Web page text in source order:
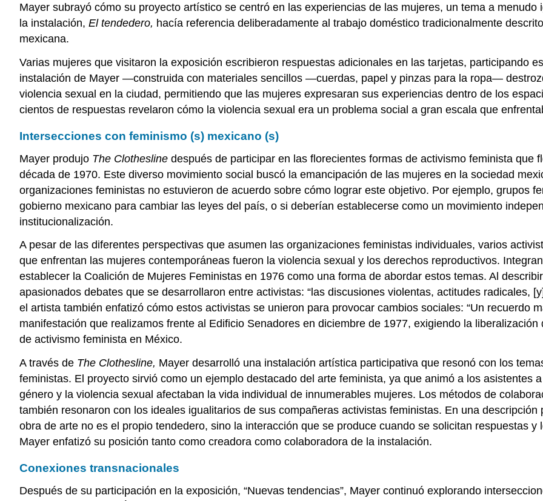
Mayer subrayó cómo su proyecto artístico se centró en las experiencias de las mujeres, un tema a
la instalación, El tendedero, hacía referencia deliberadamente al trabajo doméstico tradicionalmente
mexicana.
Varias mujeres que visitaron la exposición escribieron respuestas adicionales en las tarjetas, participando
instalación de Mayer —construida con materiales sencillos —cuerdas, papel y pinzas para la ropa—
violencia sexual en la ciudad, permitiendo que las mujeres expresaran sus experiencias dentro de los
cientos de respuestas revelaron cómo la violencia sexual era un problema social a gran escala que
Intersecciones con feminismo (s) mexicano (s)
Mayer produjo The Clothesline después de participar en las florecientes formas de activismo feminista que
década de 1970. Este diverso movimiento social buscó la emancipación de las mujeres en la sociedad
organizaciones feministas no estuvieron de acuerdo sobre cómo lograr este objetivo. Por ejemplo, grupos
gobierno mexicano para cambiar las leyes del país, o si deberían establecerse como un movimiento
institucionalización.
A pesar de las diferentes perspectivas que asumen las organizaciones feministas individuales, varios
que enfrentan las mujeres contemporáneas fueron la violencia sexual y los derechos reproductivos.
establecer la Coalición de Mujeres Feministas en 1976 como una forma de abordar estos temas. Al
apasionados debates que se desarrollaron entre activistas: “las discusiones violentas, actitudes radicales,
el artista también enfatizó cómo estos activistas se unieron para provocar cambios sociales: “Un recuerdo
manifestación que realizamos frente al Edificio Senadores en diciembre de 1977, exigiendo la
de activismo feminista en México.
A través de The Clothesline, Mayer desarrolló una instalación artística participativa que resonó con los
feministas. El proyecto sirvió como un ejemplo destacado del arte feminista, ya que animó a los asistentes
género y la violencia sexual afectaban la vida individual de innumerables mujeres. Los métodos de
también resonaron con los ideales igualitarios de sus compañeras activistas feministas. En una
obra de arte no es el propio tendedero, sino la interacción que se produce cuando se solicitan respuestas y
Mayer enfatizó su posición tanto como creadora como colaboradora de la instalación.
Conexiones transnacionales
Después de su participación en la exposición, “Nuevas tendencias”, Mayer continuó explorando